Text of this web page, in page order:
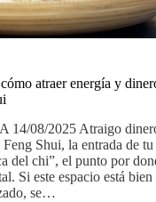
atraer energía y
14/08/2025 Atraigo
Shui, la entrada de tu
del chi”, el punto por
Si este espacio está bien
se…